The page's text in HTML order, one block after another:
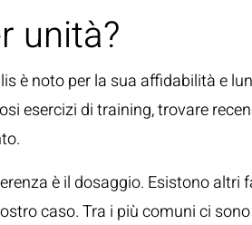
unità?
è noto per la sua affidabilità e
esercizi di training, trovare
è il dosaggio. Esistono altri
caso. Tra i più comuni ci